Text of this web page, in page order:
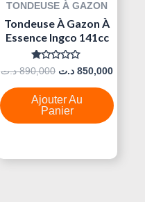
TONDEUSE À GAZON
Tondeuse À Gazon À
Essence Ingco 141cc
Note
0
Sur
5
890,000 د.ت 850,000 د.ت
Ajouter Au
Panier